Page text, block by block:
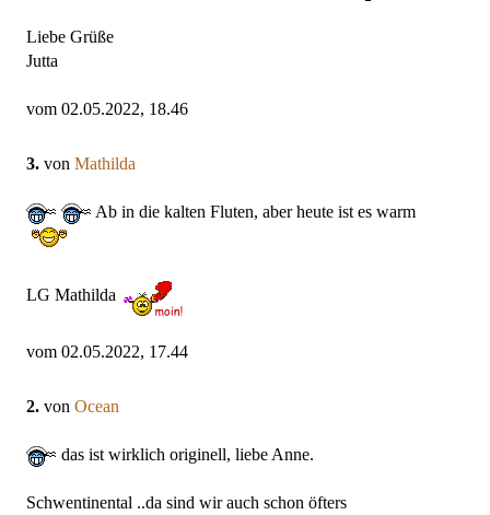
Liebe Grüße
Jutta
vom 02.05.2022, 18.46
3. von Mathilda
Ab in die kalten Fluten, aber heute ist es warm
LG Mathilda
vom 02.05.2022, 17.44
2. von Ocean
das ist wirklich originell, liebe Anne.
Schwentinental ..da sind wir auch schon öfters